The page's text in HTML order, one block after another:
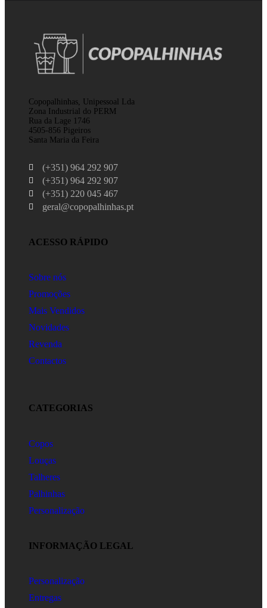
Copopalhinhas, Unipessoal Lda
Zona Industrial do PERM
Rua da Lage 1746
4505-856 Pigeiros
Santa Maria da Feira
(+351) 964 292 907
(+351) 964 292 907
(+351) 220 045 467
geral@copopalhinhas.pt
ACESSO RÁPIDO
Sobre nós
Promoções
Mais Vendidos
Novidades
Revenda
Contactos
CATEGORIAS
Copos
Louças
Talheres
Palhinhas
Personalização
INFORMAÇÃO LEGAL
Personalização
Entregas